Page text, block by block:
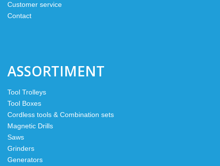
Customer service
Contact
ASSORTIMENT
Tool Trolleys
Tool Boxes
Cordless tools & Combination sets
Magnetic Drills
Saws
Grinders
Generators